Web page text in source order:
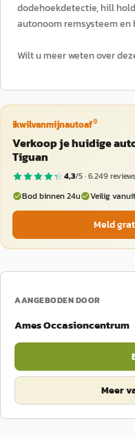
dodehoekdetectie, hill
autonoom remsysteem
Wilt u meer weten over
ikwilvanmijnautoaf®
Verkoop je huidige
Tiguan
4,3/5 ·6.249
Bod binnen 24u
Veilig
Meld
AANGEBODEN DOOR
Ames Occasioncentrum
Meer